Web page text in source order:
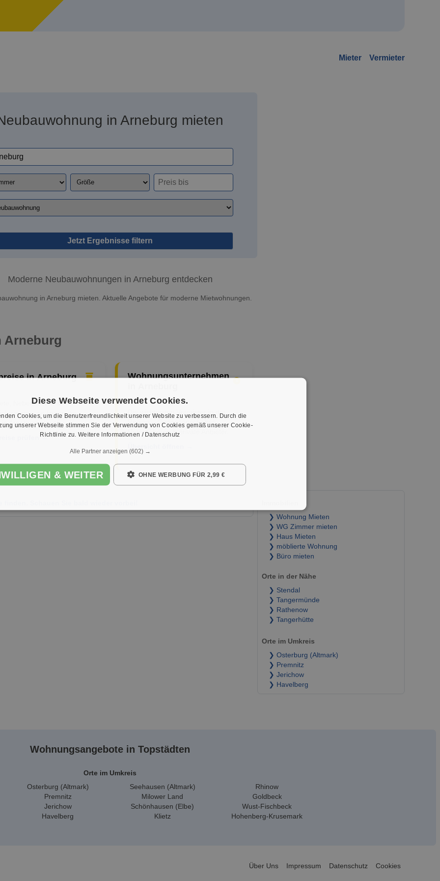
Mieter Vermieter
in Arneburg mieten
Jetzt Ergebnisse filtern
Moderne Neubauwohnungen in Arneburg entdecken
in Arneburg mieten. Aktuelle Angebote für moderne Mietwohnungen.
Arneburg
in Arneburg
Nebenkosten &
– so liegen die
in Arneburg aktuell.
prüfen →
Wohnungsunternehmen
Die wichtigsten Vermieter in der
Region – Genossenschaften,
Unternehmen & private Anbieter.
Schauen Sie bald wieder vorbei!
❯ Wohnung Mieten
❯ WG Zimmer mieten
❯ Haus Mieten
❯ möblierte Wohnung
❯ Büro mieten
Orte in der Nähe
❯ Stendal
❯ Tangermünde
❯ Rathenow
❯ Tangerhütte
Orte im Umkreis
❯ Osterburg (Altmark)
❯ Premnitz
❯ Jerichow
❯ Havelberg
Wohnungsangebote in Topstädten
Orte im Umkreis
Osterburg (Altmark)
Premnitz
Jerichow
Havelberg
Seehausen (Altmark)
Milower Land
Schönhausen (Elbe)
Klietz
Rhinow
Goldbeck
Wust-Fischbeck
Hohenberg-Krusemark
Über Uns Impressum Datenschutz Cookies
Diese Webseite verwendet Cookies.
Cookies, um die Benutzerfreundlichkeit unserer Website zu verbessern. Durch die
unserer Webseite stimmen Sie der Verwendung von Cookies gemäß unserer Cookie-
Richtlinie zu. Weitere Informationen / Datenschutz
Alle Partner anzeigen (602) →
& WEITER OHNE WERBUNG FÜR 2,99 €